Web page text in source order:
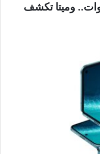
يغادر منصبه بعد 7 سنوات.. وميتا تكشف